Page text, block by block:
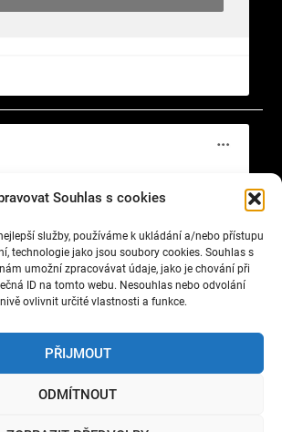
Souhlas s cookies
služby, používáme k ukládání a/nebo přístupu
technologie jako jsou soubory cookies. Souhlas s
umožní zpracovávat údaje, jako je chování při
ID na tomto webu. Nesouhlas nebo odvolání
ovlivnit určité vlastnosti a funkce.
PŘIJMOUT
ODMÍTNOUT
cisty.vzduch.v.Celakovicich
přijměte marketingové soubory
cookie a povolte tento obsah
Okrašlovací spolek čelákovický. All